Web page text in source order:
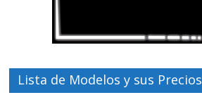
Lista de Modelos y sus Precios